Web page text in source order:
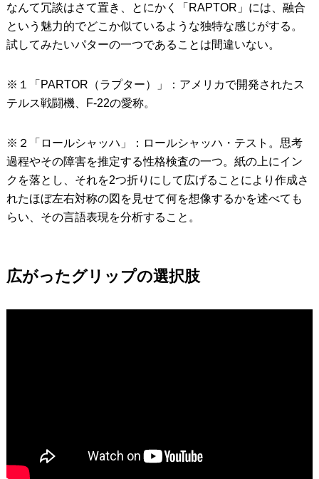
なんて冗談はさて置き、とにかく「RAPTOR」には、融合
という魅力的でどこか似ているような独特な感じがする。
試してみたいパターの一つであることは間違いない。
※１「PARTOR（ラプター）」：アメリカで開発されたス
テルス戦闘機、F-22の愛称。
※２「ロールシャッハ」：ロールシャッハ・テスト。思考
過程やその障害を推定する性格検査の一つ。紙の上にイン
クを落とし、それを2つ折りにして広げることにより作成さ
れたほぼ左右対称の図を見せて何を想像するかを述べても
らい、その言語表現を分析すること。
広がったグリップの選択肢